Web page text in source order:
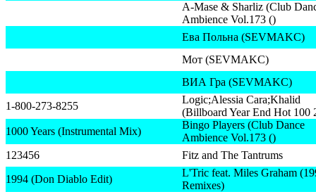
A-Mase & Sharliz (Club
Ambience Vol.173 ()
Ева Польна (SEVMAKC)
Мот (SEVMAKC)
ВИА Гра (SEVMAKC)
1-800-273-8255
Logic;Alessia Cara;Khalid
(Billboard Year End Hot 100
1000 Years (Instrumental Mix)
Bingo Players (Club Dance
Ambience Vol.173 ()
123456
Fitz and The Tantrums
1994 (Don Diablo Edit)
L'Tric feat. Miles Graham
Remixes)